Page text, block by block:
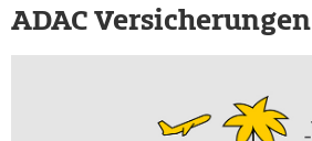
ADAC Versicherungen